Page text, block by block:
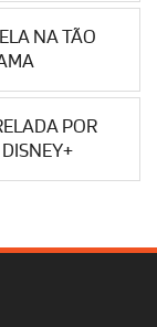
NA TÃO
POR